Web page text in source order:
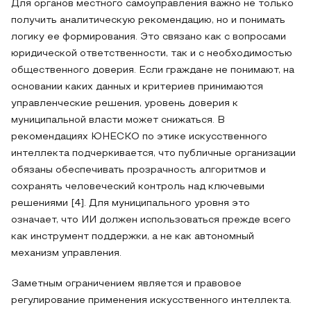
Для органов местного самоуправления важно не только
получить аналитическую рекомендацию, но и понимать
логику ее формирования. Это связано как с вопросами
юридической ответственности, так и с необходимостью
общественного доверия. Если граждане не понимают, на
основании каких данных и критериев принимаются
управленческие решения, уровень доверия к
муниципальной власти может снижаться. В
рекомендациях ЮНЕСКО по этике искусственного
интеллекта подчеркивается, что публичные организации
обязаны обеспечивать прозрачность алгоритмов и
сохранять человеческий контроль над ключевыми
решениями [4]. Для муниципального уровня это
означает, что ИИ должен использоваться прежде всего
как инструмент поддержки, а не как автономный
механизм управления.
Заметным ограничением является и правовое
регулирование применения искусственного интеллекта.